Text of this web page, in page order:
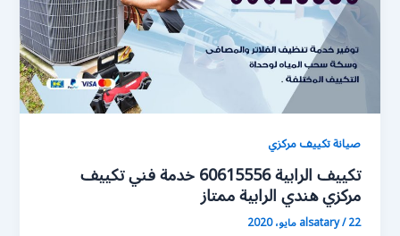
صيانة تكييف مركزي
تكييف الرابية 60615556 خدمة فني تكييف
مركزي هندي الرابية ممتاز
alsatary/22 مايو، 2020